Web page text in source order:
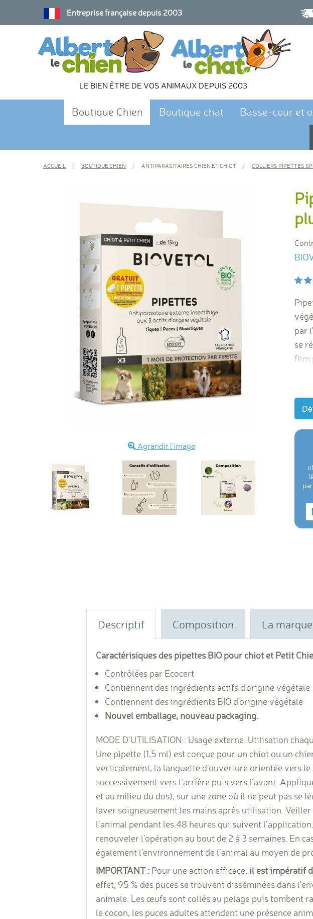
Entreprise française depuis 2003
LE BIEN ÊTRE DE VOS ANIMAUX DEPUIS 2003
Boutique Chien Boutique chat Basse-cour et
ACCUEIL BOUTIQUE CHIEN ANTIPARASITAIRES CHIEN ET CHIOT COLLIERS PIPETTES
Agrandir l'image
par
se
film
Descriptif Composition La marque
Caractérisiques des pipettes BIO pour chiot et Petit
Contrôlées par Ecocert
Contiennent des ingrédients actifs d'origine végétale
Contiennent des ingrédients BIO d'origine végétale
Nouvel emballage, nouveau packaging.
MODE D’UTILISATION : Usage externe. Utilisation
Une pipette (1,5 ml) est conçue pour un chiot ou un
verticalement, la languette d’ouverture orientée vers
successivement vers l’arrière puis vers l’avant.
et au milieu du dos), sur une zone où il ne peut pas se
laver soigneusement les mains après utilisation.
l’animal pendant les 48 heures qui suivent
renouveler l’opération au bout de 2 à 3 semaines. En
également l’environnement de l’animal au moyen de
IMPORTANT : Pour une action efficace, il est impératif
effet, 95 % des puces se trouvent disséminées dans
animale. Les œufs sont collés au pelage puis tombent
le cocon, les puces adultes attendent une présence